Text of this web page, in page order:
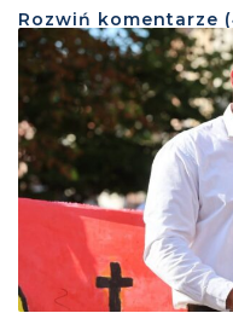
Rozwiń komentarze (